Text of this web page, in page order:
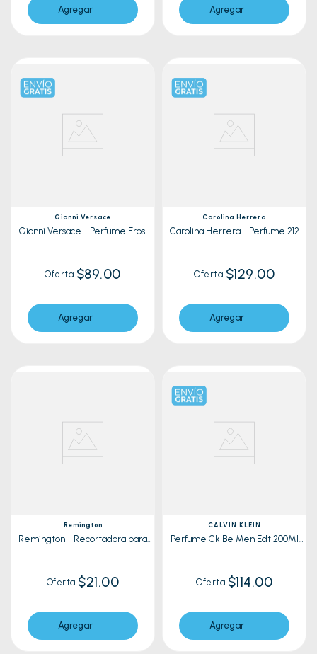
Agregar Agregar
Gianni Versace
Gianni Versace - Perfume Eros|
Oferta $89.00
Agregar
Carolina Herrera
Carolina Herrera - Perfume 212
Oferta $129.00
Agregar
Remington
Remington - Recortadora para
Oferta $21.00
Agregar
CALVIN KLEIN
Perfume Ck Be Men Edt 200Ml
Oferta $114.00
Agregar